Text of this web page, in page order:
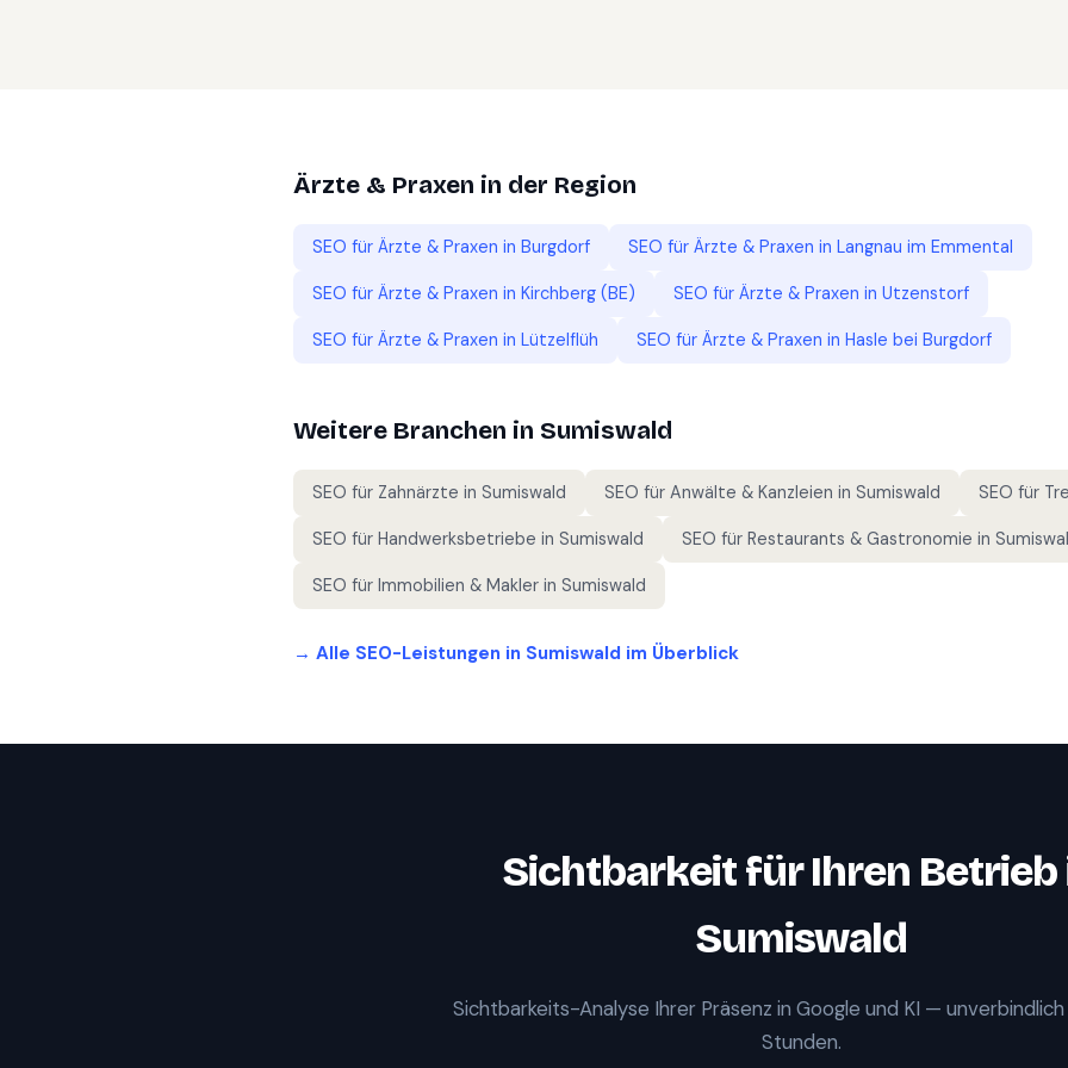
Ärzte & Praxen in der Region
SEO für Ärzte & Praxen in Burgdorf SEO für Ärzte & Praxen in Langnau im Emmental
SEO für Ärzte & Praxen in Kirchberg (BE) SEO für Ärzte & Praxen in Utzenstorf
SEO für Ärzte & Praxen in Lützelflüh SEO für Ärzte & Praxen in Hasle bei Burgdorf
Weitere Branchen in Sumiswald
SEO für Zahnärzte in Sumiswald SEO für Anwälte & Kanzleien in Sumiswald SEO für
SEO für Handwerksbetriebe in Sumiswald SEO für Restaurants & Gastronomie in
SEO für Immobilien & Makler in Sumiswald
→ Alle SEO-Leistungen in Sumiswald im Überblick
Sichtbarkeit für Ihren Betrieb
Sumiswald
Sichtbarkeits-Analyse Ihrer Präsenz in Google und KI — unverbindlich
Stunden.